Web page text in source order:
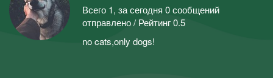
Всего 1, за сегодня 0 сообщений
отправлено / Рейтинг 0.5
no cats,only dogs!